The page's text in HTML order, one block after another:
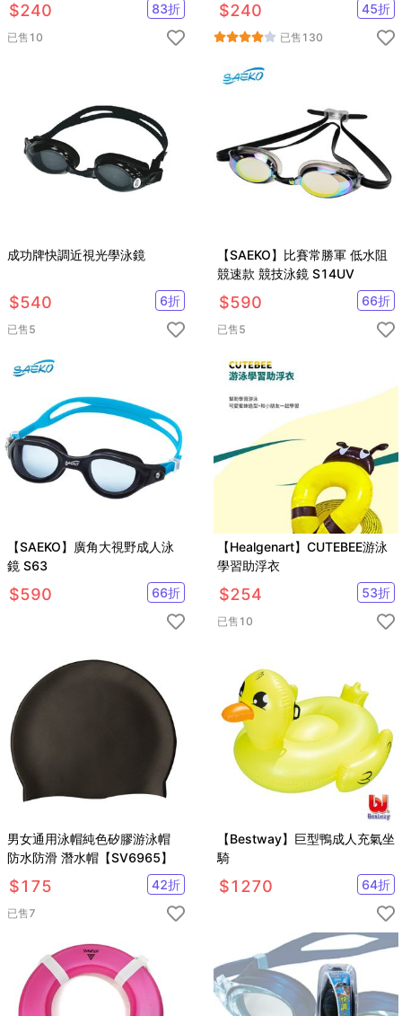
$240 83折
已售 10
$240 45折
已售 130
成功牌快調近視光學泳鏡
$540 6折
已售5
【SAEKO】比賽常勝軍 低水阻
競速款 競技泳鏡 S14UV
$590 66折
已售5
【SAEKO】廣角大視野成人泳
鏡 S63
$590 66折
【Healgenart】CUTEBEE游泳
學習助浮衣
$254 53折
已售 10
男女通用泳帽純色矽膠游泳帽
防水防滑 潛水帽【SV6965】
$175 42折
已售7
【Bestway】巨型鴨成人充氣坐
騎
$1270 64折